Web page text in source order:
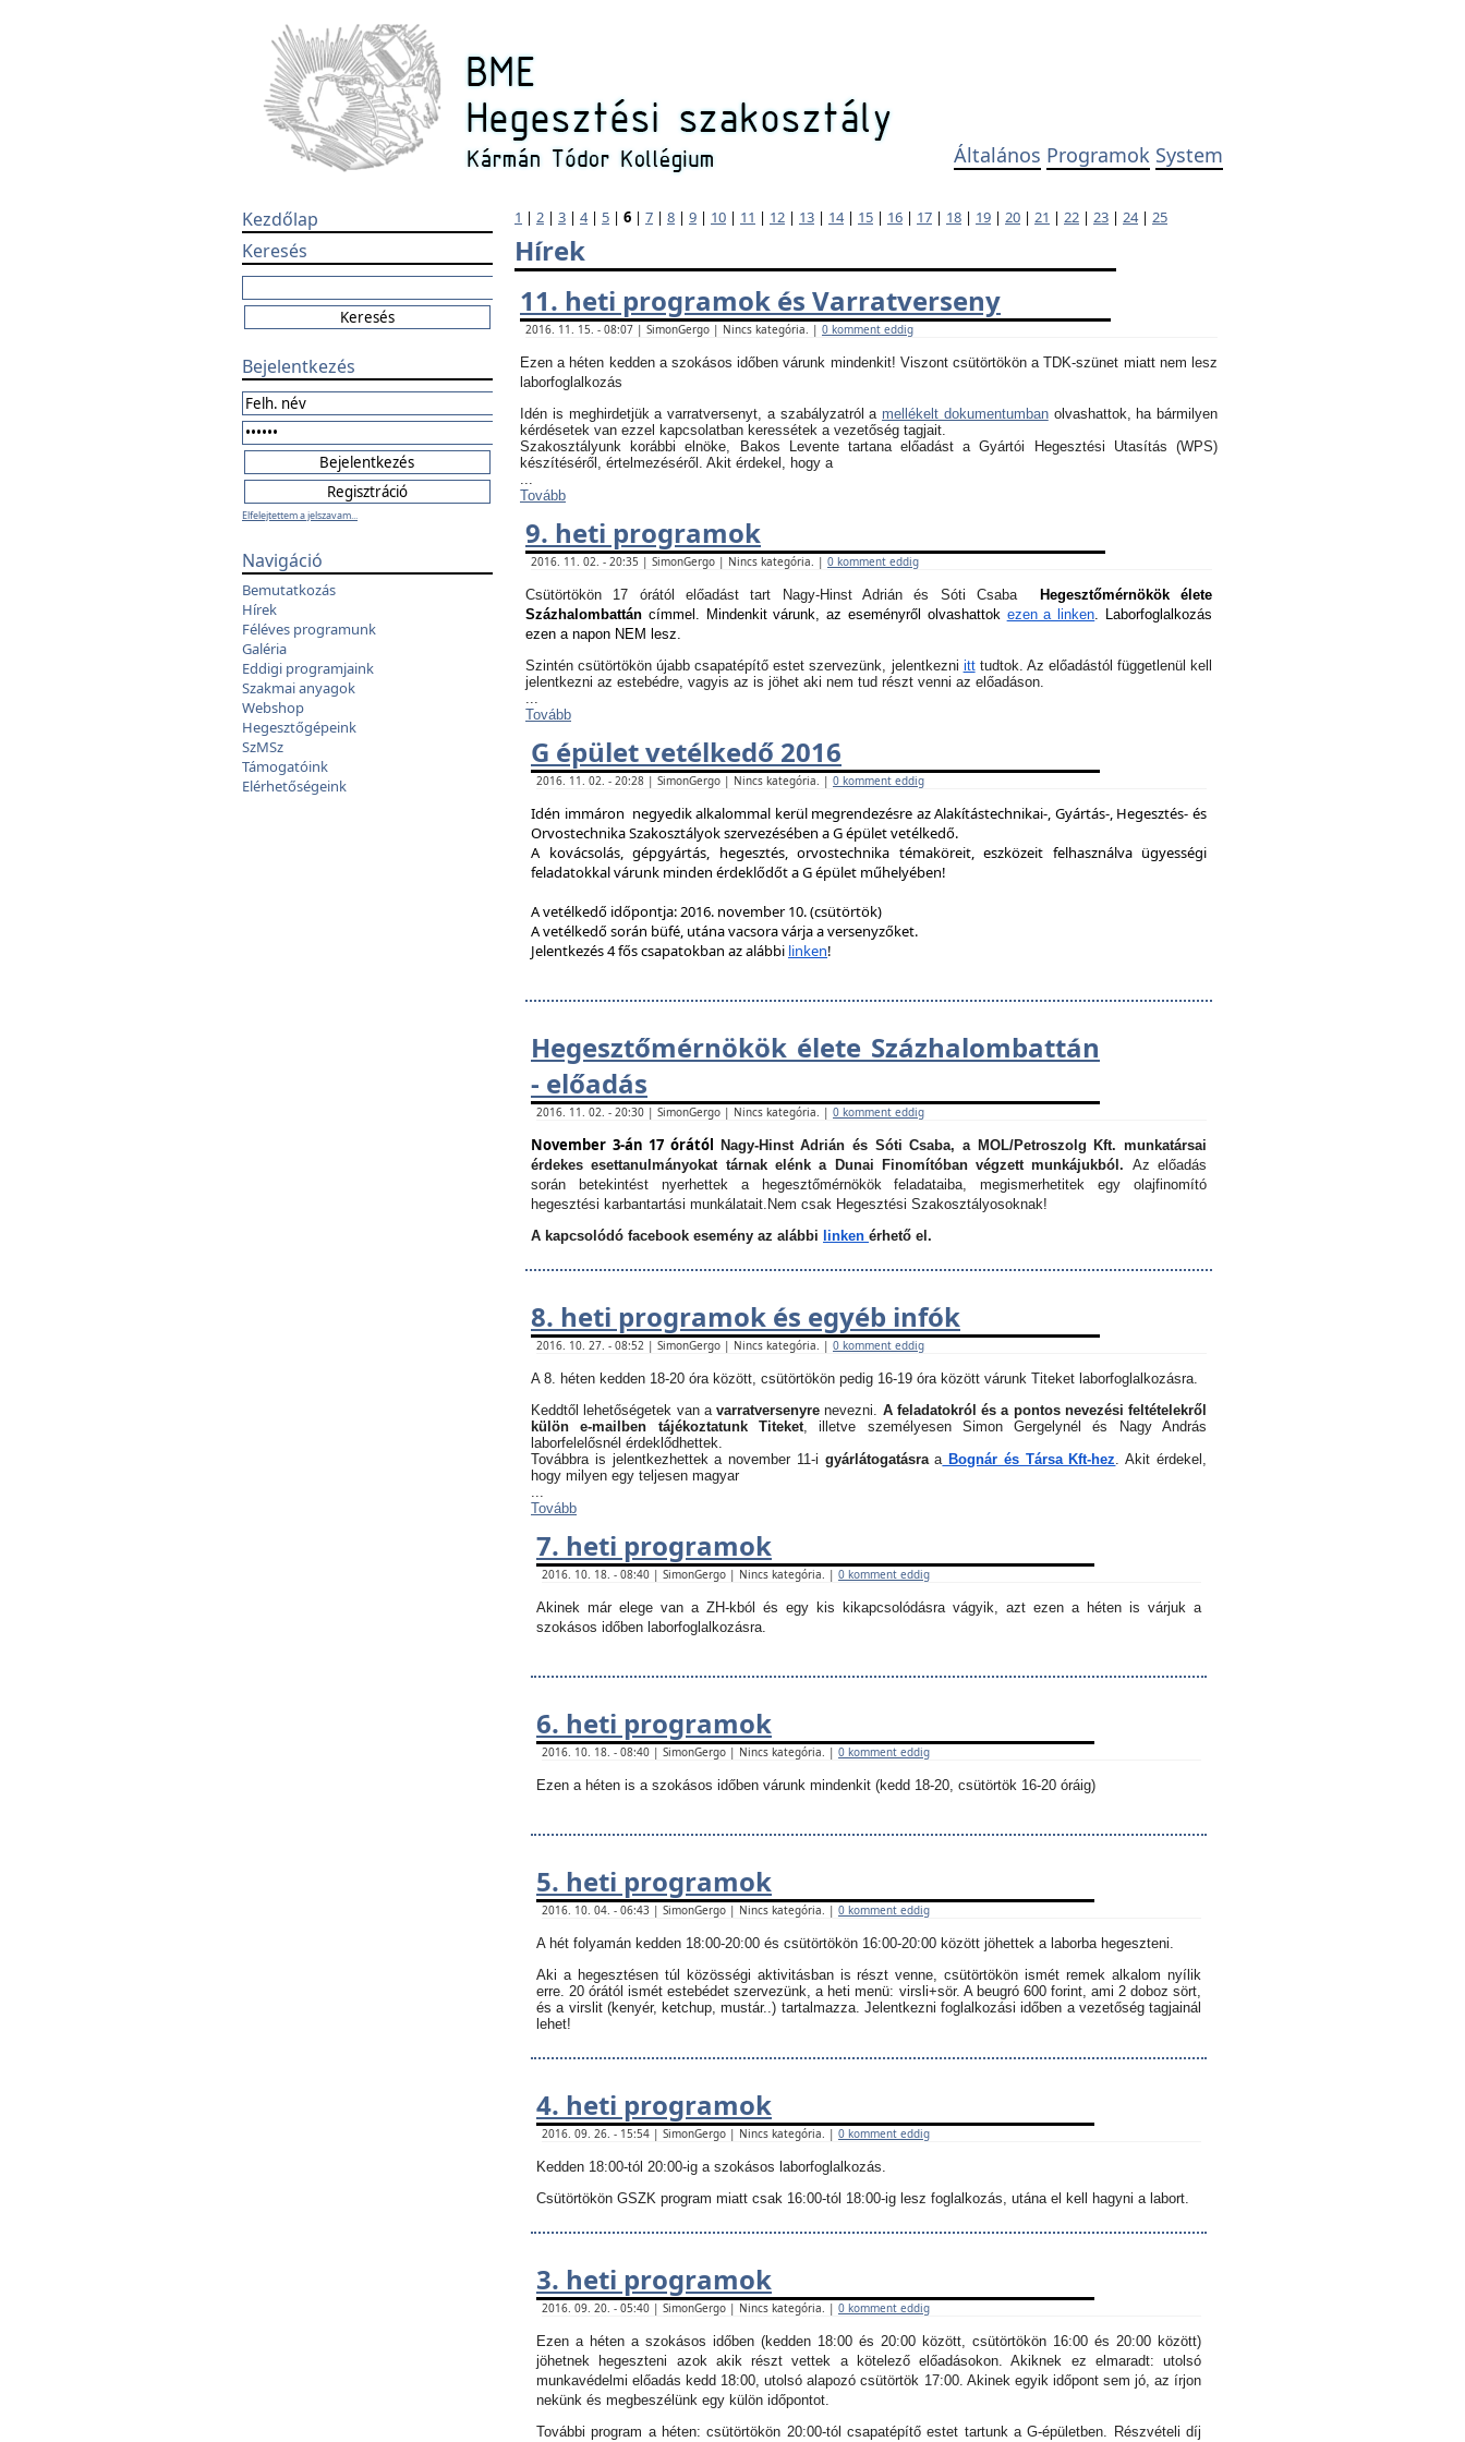
Általános Programok System
Kezdőlap
Keresés
Bejelentkezés
Elfelejtettem a jelszavam...
Navigáció
Bemutatkozás
Hírek
Féléves programunk
Galéria
Eddigi programjaink
Szakmai anyagok
Webshop
Hegesztőgépeink
SzMSz
Támogatóink
Elérhetőségeink
1 | 2 | 3 | 4| 5 | 6 | 7 | 8 | 9 | 10 | 11 | 12 | 13 | 14| 15 | 16 | 17 | 18 | 19 | 20 | 21 | 22 | 23 | 24| 25
Hírek
11. heti programok és Varratverseny
2016. 11. 15. - 08:07 | SimonGergo | Nincs kategória. | 0 komment eddig
Ezen a héten kedden a szokásos időben várunk mindenkit! Viszont csütörtökön a TDK-szünet miatt nem lesz
laborfoglalkozás
Idén is meghirdetjük a varratversenyt, a szabályzatról a mellékelt dokumentumbanolvashattok, ha bármilyen
kérdésetek van ezzel kapcsolatban keressétek a vezetőség tagjait.
Szakosztályunk korábbi elnöke, Bakos Levente tartana előadást a Gyártói Hegesztési Utasítás (WPS)
készítéséről, értelmezéséről. Akit érdekel, hogy a
...
Tovább
9. heti programok
2016. 11. 02. - 20:35 | SimonGergo | Nincs kategória. | 0 komment eddig
Csütörtökön 17 órától előadást tart Nagy-Hinst Adrián és Sóti Csaba
Hegesztőmérnökök élete
Százhalombattán címmel. Mindenkit várunk, az eseményről olvashattok ezen a linken. Laborfoglalkozás
ezen a napon NEM lesz.
Szintén csütörtökön újabb csapatépítő estet szervezünk, jelentkezni itttudtok. Az előadástól függetlenül kell
jelentkezni az estebédre, vagyis az is jöhet aki nem tud részt venni az előadáson.
...
Tovább
G épület vetélkedő 2016
2016. 11. 02. - 20:28 | SimonGergo | Nincs kategória. | 0 komment eddig
Idén immáron negyedik alkalommal kerül megrendezésre az Alakítástechnikai-, Gyártás-, Hegesztés- és
Orvostechnika Szakosztályok szervezésében a G épület vetélkedő.
A kovácsolás, gépgyártás, hegesztés, orvostechnika témaköreit, eszközeit felhasználva ügyességi
feladatokkal várunk minden érdeklődőt a G épület műhelyében!
A vetélkedő időpontja: 2016. november 10. (csütörtök)
A vetélkedő során büfé, utána vacsora várja a versenyzőket.
Jelentkezés 4 fős csapatokban az alábbi linken!
Hegesztőmérnökök élete Százhalombattán
- előadás
2016. 11. 02. - 20:30 | SimonGergo | Nincs kategória. | 0 komment eddig
November 3-án 17 órától Nagy-Hinst Adrián és Sóti Csaba, a MOL/Petroszolg Kft. munkatársai
érdekes esettanulmányokat tárnak elénk a Dunai Finomítóban végzett munkájukból. Az előadás
során betekintést nyerhettek a hegesztőmérnökök feladataiba, megismerhetitek egy olajfinomító
hegesztési karbantartási munkálatait. Nem csak Hegesztési Szakosztályosoknak!
A kapcsolódó facebook esemény az alábbi
linken érhető el.
8. heti programok és egyéb infók
2016. 10. 27. - 08:52 | SimonGergo | Nincs kategória. | 0 komment eddig
A 8. héten kedden 18-20 óra között, csütörtökön pedig 16-19 óra között várunk Titeket laborfoglalkozásra.
Keddtől lehetőségetek van a varratversenyrenevezni. A feladatokról és a pontos nevezési feltételekről
külön e-mailben tájékoztatunk Titeket, illetve személyesen Simon Gergelynél és Nagy András
laborfelelősnél érdeklődhettek.
Továbbra is jelentkezhettek a november 11-i gyárlátogatásraaBognár és Társa Kft-hez. Akit érdekel,
hogy milyen egy teljesen magyar
...
Tovább
7. heti programok
2016. 10. 18. - 08:40 | SimonGergo | Nincs kategória. | 0 komment eddig
Akinek már elege van a ZH-kból és egy kis kikapcsolódásra vágyik, azt ezen a héten is várjuk a
szokásos időben laborfoglalkozásra.
6. heti programok
2016. 10. 18. - 08:40 | SimonGergo | Nincs kategória. | 0 komment eddig
Ezen a héten is a szokásos időben várunk mindenkit (kedd 18-20, csütörtök 16-20 óráig)
5. heti programok
2016. 10. 04. - 06:43 | SimonGergo | Nincs kategória. | 0 komment eddig
A hét folyamán kedden 18:00-20:00 és csütörtökön 16:00-20:00 között jöhettek a laborba hegeszteni.
Aki a hegesztésen túl közösségi aktivitásban is részt venne, csütörtökön ismét remek alkalom nyílik
erre. 20 órától ismét estebédet szervezünk, a heti menü: virsli+sör. A beugró 600 forint, ami 2 doboz sört,
és a virslit (kenyér, ketchup, mustár..) tartalmazza. Jelentkezni foglalkozási időben a vezetőség tagjainál
lehet!
4. heti programok
2016. 09. 26. - 15:54 | SimonGergo | Nincs kategória. | 0 komment eddig
Kedden 18:00-tól 20:00-ig a szokásos laborfoglalkozás.
Csütörtökön GSZK program miatt csak 16:00-tól 18:00-ig lesz foglalkozás, utána el kell hagyni a labort.
3. heti programok
2016. 09. 20. - 05:40 | SimonGergo | Nincs kategória. | 0 komment eddig
Ezen a héten a szokásos időben (kedden 18:00 és 20:00 között, csütörtökön 16:00 és 20:00 között)
jöhetnek hegeszteni azok akik részt vettek a kötelező előadásokon. Akiknek ez elmaradt: utolsó
munkavédelmi előadás kedd 18:00, utolsó alapozó csütörtök 17:00. Akinek egyik időpont sem jó, az írjon
nekünk és megbeszélünk egy külön időpontot.
További program a héten: csütörtökön 20:00-tól csapatépítő estet tartunk a G-épületben. Részvételi díj